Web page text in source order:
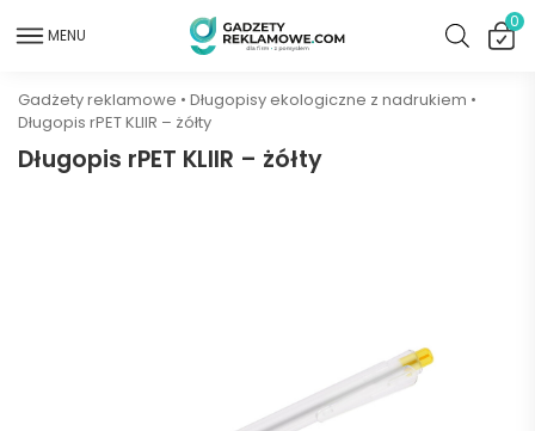
MENU
0
Gadżety reklamowe • Długopisy ekologiczne z nadrukiem •
Długopis rPET KLIIR – żółty
Długopis rPET KLIIR – żółty